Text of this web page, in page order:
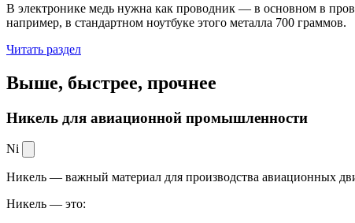
В электронике медь нужна как проводник — в основном в
например, в стандартном ноутбуке этого металла 700 граммов.
Читать раздел
Выше, быстрее, прочнее
Никель для авиационной промышленности
Ni
Никель — важный материал для производства авиационных
Никель — это: